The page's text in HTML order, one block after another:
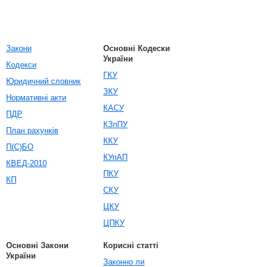
Закони
Кодекси
Юридичний словник
Нормативні акти
ПДР
План рахунків
П(С)БО
КВЕД-2010
КП
Основні Кодески
України
ГКУ
ЗКУ
КАСУ
КЗпПУ
ККУ
КУпАП
ПКУ
СКУ
ЦКУ
ЦПКУ
Основні Закони
України
Корисні статті
Законно ли